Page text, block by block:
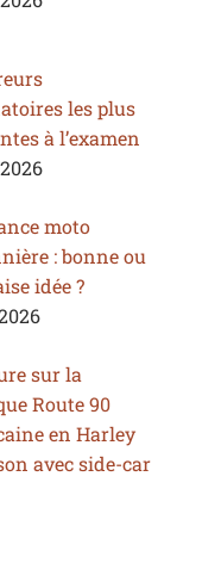
les plus
à l’examen
moto
: bonne ou
idée ?
sur la
Route 90
en Harley
avec side-car